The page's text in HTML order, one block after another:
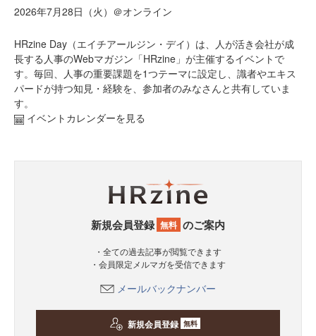
2026年7月28日（火）＠オンライン
HRzine Day（エイチアールジン・デイ）は、人が活き会社が成
長する人事のWebマガジン「HRzine」が主催するイベントで
す。毎回、人事の重要課題を1つテーマに設定し、識者やエキス
パードが持つ知見・経験を、参加者のみなさんと共有していま
す。
イベントカレンダーを見る
新規会員登録 無料 のご案内
・全ての過去記事が閲覧できます
・会員限定メルマガを受信できます
メールバックナンバー
新規会員登録 無料